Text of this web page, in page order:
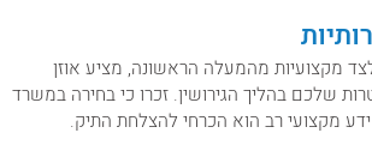
מקצועיות מהמעלה הראשונה, מציע אוזן
שלכם בהליך הגירושין. זכרו כי בחירה במשרד
ידע מקצועי רב הוא הכרחי להצלחת התיק.